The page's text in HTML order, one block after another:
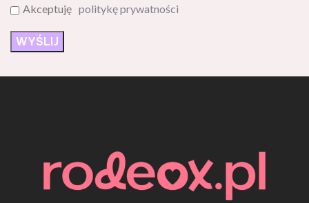
Akceptuję politykę prywatności